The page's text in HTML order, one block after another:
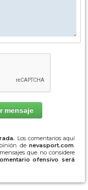
Los comentarios aquí
de nevasport.com.
que no considere
ofensivo será